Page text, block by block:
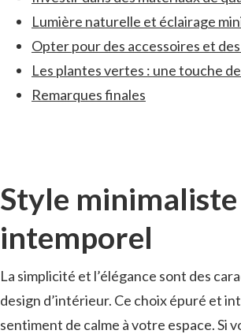
Lumière naturelle et éclairage
Opter⁤ pour des accessoires et
Les plantes vertes : une touche‍
Remarques finales
Style
intemporel
La simplicité et l’élégance sont des
design ‌d’intérieur. Ce choix épuré ⁣et
sentiment de‍ calme à votre ⁢espace. Si